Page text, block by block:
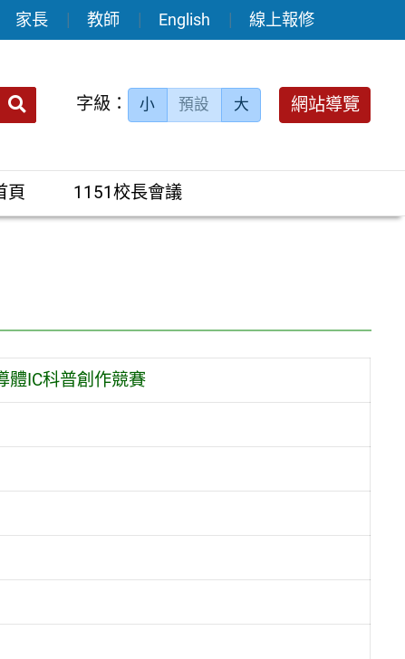
家長 教師 English 線上報修
送出 字級： 小 預設 大 網站導覽
頁 1151校長會議
體IC科普創作競賽